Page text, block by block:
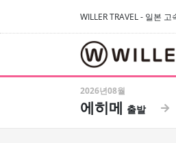
WILLER TRAVEL - 일본
2026년08월
에히메